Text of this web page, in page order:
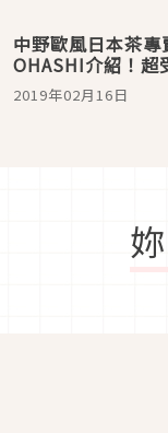
中野歐風日本茶專
OHASHI介紹！超
的茶類伴手禮盒你
個？
2019年02月16日